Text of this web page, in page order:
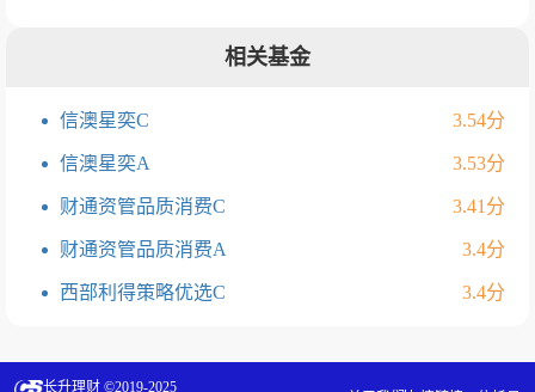
相关基金
信澳星奕C 3.54分
信澳星奕A 3.53分
财通资管品质消费C 3.41分
财通资管品质消费A 3.4分
西部利得策略优选C 3.4分
长升理财 ©2019-2025